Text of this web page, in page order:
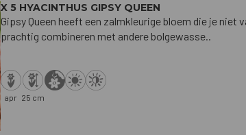
X 5 HYACINTHUS GIPSY QUEEN
Gipsy Queen heeft een zalmkleurige bloem die je
prachtig combineren met andere bolgewasse..
apr 25 cm